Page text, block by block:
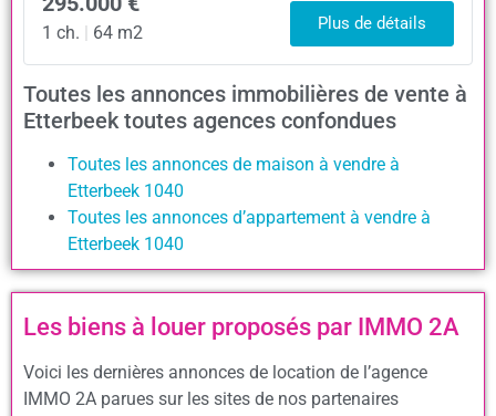
1 ch. | 64 m2 Plus de détails
Toutes les annonces immobilières de vente à
Etterbeek toutes agences confondues
Toutes les annonces de maison à vendre à
Etterbeek 1040
Toutes les annonces d’appartement à vendre à
Etterbeek 1040
Les biens à louer proposés par IMMO 2A
Voici les dernières annonces de location de l’agence
IMMO 2A parues sur les sites de nos partenaires